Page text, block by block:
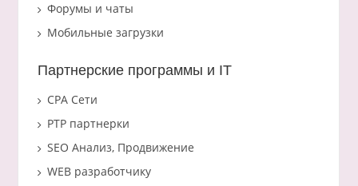
Форумы и чаты
Мобильные загрузки
Партнерские программы и IT
CPA Сети
PTP партнерки
SEO Анализ, Продвижение
WEB разработчику